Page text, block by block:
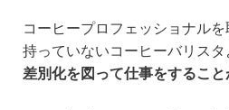
コーヒープロフェッショナル
持っていないコーヒーバリスタ
差別化を図って仕事をすること